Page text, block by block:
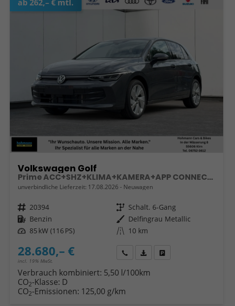
ab 262,– € mtl.
Volkswagen Golf
Prime ACC+SHZ+KLIMA+KAMERA+APP CONNECT+LED+17" ALU
unverbindliche Lieferzeit: 17.08.2026 Neuwagen
Fahrzeugnr. 20394 Getriebe Schalt. 6-Gang
Kraftstoff Benzin Außenfarbe Delfingrau Metallic
Leistung 85 kW (116 PS) Kilometerstand 10 km
28.680,– €
incl. 19% MwSt.
Wir rufen Sie an
Fahrzeugexposé (PDF)
Fahrzeug parken
Verbrauch kombiniert: 5,50 l/100km
CO2-Klasse: D
CO2-Emissionen: 125,00 g/km